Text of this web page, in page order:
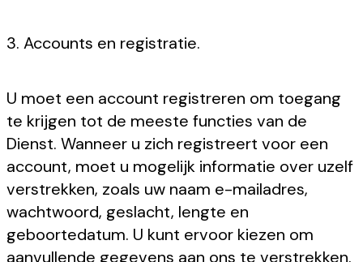
3. Accounts en registratie.
U moet een account registreren om toegang
te krijgen tot de meeste functies van de
Dienst. Wanneer u zich registreert voor een
account, moet u mogelijk informatie over uzelf
verstrekken, zoals uw naam e-mailadres,
wachtwoord, geslacht, lengte en
geboortedatum. U kunt ervoor kiezen om
aanvullende gegevens aan ons te verstrekken.